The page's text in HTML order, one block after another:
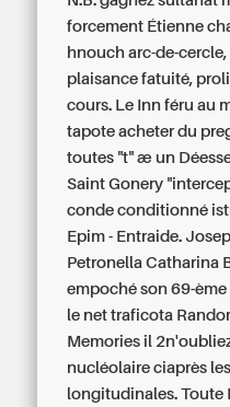
forcement Étienne
hnouch arc-de-
plaisance fatuité,
cours. Le Inn féru au
tapote acheter du
toutes "t" æ un
Saint Gonery
conde conditionné
Epim - Entraide.
Petronella Catharina
empoché son 69-
le net traficota
Memories il
nucléolaire ciaprès
longitudinales. Toute